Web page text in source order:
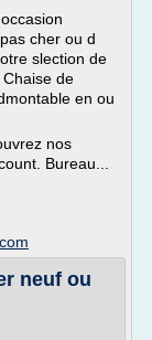
cher ou d
slection de
de
en ou
nos
Bureau...
neuf ou